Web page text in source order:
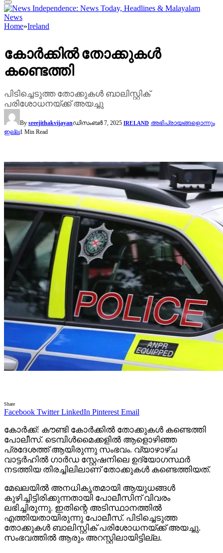
Home»Ireland
കോർക്കിൽ തോക്കുകൾ
കണ്ടെത്തി
പിടിച്ചെടുത്ത തോക്കുകൾ ബാലിസ്റ്റിക്
പരിശോധനയ്ക്ക് അയച്ചു
By sreejithakvijayanഡിസംബർ 7, 2025 IRELAND അഭിപ്രായങ്ങളൊന്നും
ഇല്ല1 Min Read
Share
Facebook Twitter LinkedIn Pinterest Email
കോർക്ക്: കൗണ്ടി കോർക്കിൽ തോക്കുകൾ കണ്ടെത്തി
പോലീസ്. ടെമ്പിൾമൈക്കളിൽ ആളൊഴിഞ്ഞ
പ്രദേശത്ത് ആയിരുന്നു സംഭവം. വ്യാഴാഴ്ച
വാട്ടർഹിൽ ഗാർഡ സ്റ്റേഷനിലെ ഉദ്യോഗസ്ഥർ
നടത്തിയ തിരച്ചിലിലാണ് തോക്കുകൾ കണ്ടെത്തിയത്.
മേഖലയിൽ അനധികൃതമായി ആയുധങ്ങൾ
കുഴിച്ചിട്ടിരിക്കുന്നതായി പോലീസിന് വിവരം
ലഭിച്ചിരുന്നു. ഇതിന്റെ അടിസ്ഥാനത്തിൽ
എത്തിയതായിരുന്നു പോലീസ്. പിടിച്ചെടുത്ത
തോക്കുകൾ ബാലിസ്റ്റിക് പരിശോധനയ്ക്ക് അയച്ചു.
സംഭവത്തിൽ ആരും അറസ്റ്റിലായിട്ടില്ല.